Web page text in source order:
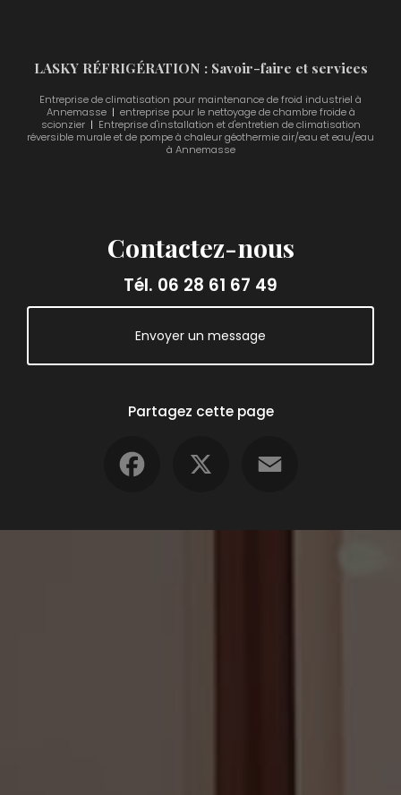
LASKY RÉFRIGÉRATION : Savoir-faire et services
Entreprise de climatisation pour maintenance de froid industriel à
Annemasse| entreprise pour le nettoyage de chambre froide à
scionzier| Entreprise d'installation et d'entretien de climatisation
réversible murale et de pompe à chaleur géothermie air/eau et eau/eau
à Annemasse
Contactez-nous
Tél. 06 28 61 67 49
Envoyer un message
Partagez cette page